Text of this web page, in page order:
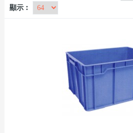
顯示︰